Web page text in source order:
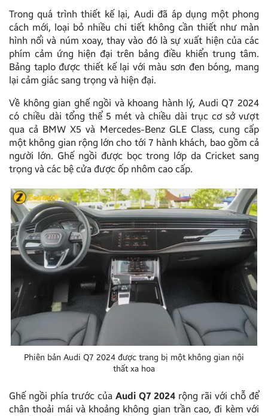
Trong quá trình thiết kế lại, Audi đã áp dụng một phong
cách mới, loại bỏ nhiều chi tiết không cần thiết như màn
hình nổi và núm xoay, thay vào đó là sự xuất hiện của các
phím cảm ứng hiện đại trên bảng điều khiển trung tâm.
Bảng taplo được thiết kế lại với màu sơn đen bóng, mang
lại cảm giác sang trọng và hiện đại.
Về không gian ghế ngồi và khoang hành lý, Audi Q7 2024
có chiều dài tổng thể 5 mét và chiều dài trục cơ sở vượt
qua cả BMW X5 và Mercedes-Benz GLE Class, cung cấp
một không gian rộng lớn cho tới 7 hành khách, bao gồm cả
người lớn. Ghế ngồi được bọc trong lớp da Cricket sang
trọng và các bệ cửa được ốp nhôm cao cấp.
Phiên bản Audi Q7 2024 được trang bị một không gian nội
thất xa hoa
Ghế ngồi phía trước củaAudi Q7 2024 rộng rãi với chỗ để
chân thoải mái và khoảng không gian trần cao, đi kèm với